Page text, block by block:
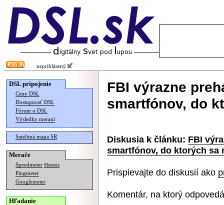
neprihlásený
DSL pripojenie
Ceny DSL
Dostupnosť DSL
Fórum o DSL
Výsledky meraní
Satelitná mapa SR
Merače
Speedmeter Merania
Pingmeter
Googlemeter
Hľadanie
FBI výrazne
smartfónov, do
Diskusia k článku: FBI
smartfónov, do ktorých sa
Prispievajte do diskusií ako
Komentár, na ktorý